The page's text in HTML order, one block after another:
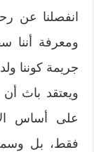
انفصلنا عن
ومعرفة أننا
جريمة كوننا
ويعتقد باث أن
على أساس
فقط، بل